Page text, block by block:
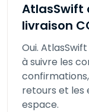
AtlasSwift
livraison
Oui.
à suivre les
retours et les
espace.